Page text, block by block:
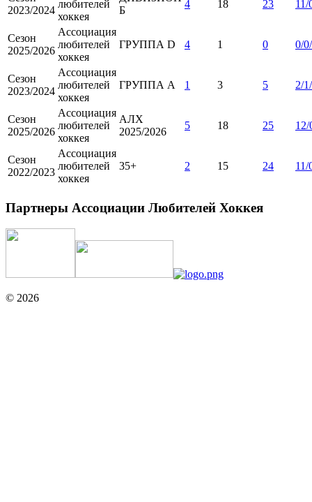
2023/2024
любителей
хоккея
Б
4 18 23 11/
Сезон
2025/2026
Ассоциация
любителей
хоккея
ГРУППА D 4 1 0 0/
Сезон
2023/2024
Ассоциация
любителей
хоккея
ГРУППА А 1 3 5 2/
Сезон
2025/2026
Ассоциация
любителей
хоккея
АЛХ
2025/2026
5 18 25 12/
Сезон
2022/2023
Ассоциация
любителей
хоккея
35+ 2 15 24 11/
Партнеры Ассоциации Любителей Хоккея
© 2026